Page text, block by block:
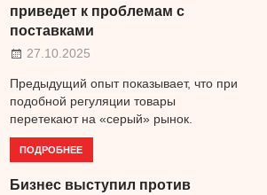
приведет к проблемам с
поставками
27.10.2025
Предыдущий опыт показывает, что при
подобной регуляции товары
перетекают на «серый» рынок.
ПОДРОБНЕЕ
Бизнес выступил против